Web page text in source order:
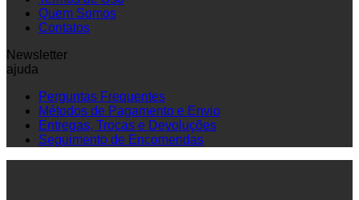
Quem Somos
Contatos
Newsletter
ajuda
Perguntas Frequentes
Métodos de Pagamento e Envio
Entregas, Trocas e Devoluções
Seguimento de Encomendas